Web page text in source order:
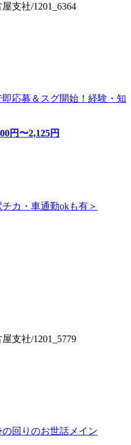
支社/1201_6364
即応募＆スグ開始！経験・知
円〜2,125円
カ・車通勤okも有＞
支社/1201_5779
の回りのお世話メイン